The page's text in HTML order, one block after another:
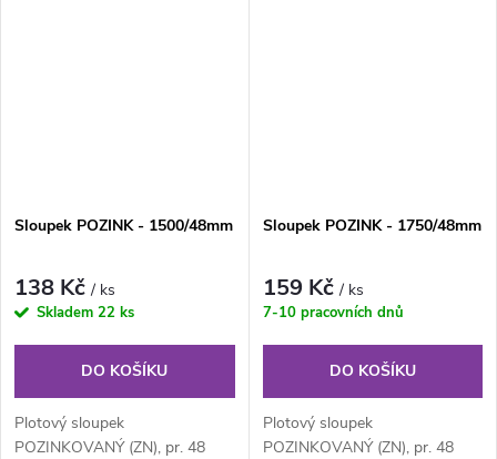
Sloupek POZINK - 1500/48mm
138 Kč/ ks
Skladem 22 ks
DO KOŠÍKU
Plotový sloupek
POZINKOVANÝ (ZN), pr. 48
Sloupek POZINK - 1750/48mm
159 Kč/ ks
7-10 pracovních dnů
DO KOŠÍKU
Plotový sloupek
POZINKOVANÝ (ZN), pr. 48